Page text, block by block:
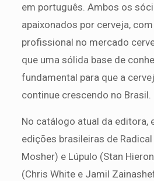
em português. Ambos os
apaixonados por cerveja,
profissional no mercado
que uma sólida base de
fundamental para que a
continue crescendo no Brasil.
No catálogo atual da editora,
edições brasileiras de
Mosher) e Lúpulo (Stan
(Chris White e Jamil